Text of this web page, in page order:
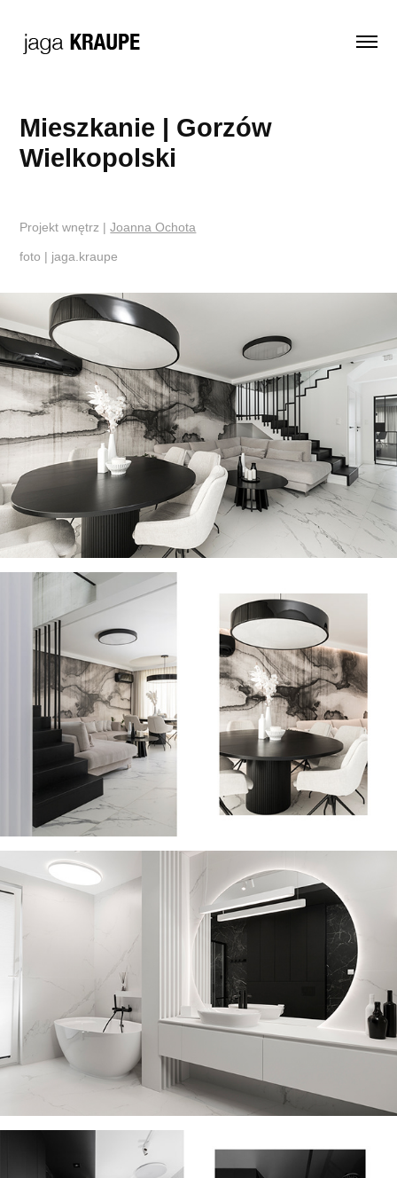
Mieszkanie | Gorzów
Wielkopolski
Projekt wnętrz |Joanna Ochota
foto | jaga.kraupe